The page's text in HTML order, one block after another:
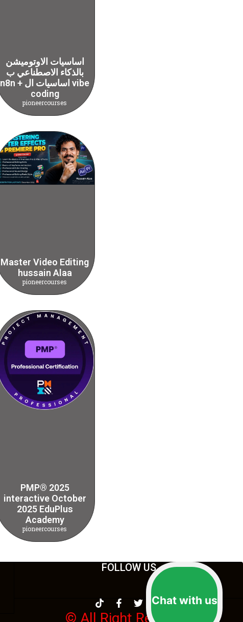
اساسيات الاوتوميشن
بالذكاء الاصطناعي ب
n8n + اساسيات ال vibe
coding
pioneercourses
Master Video Editing
hussain Alaa
pioneercourses
PMP® 2025
interactive October
2025 EduPlus
Academy
pioneercourses
FOLLOW US
© All Right Reserver
Chat with us